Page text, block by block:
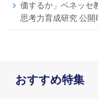
価するか」ベネッセ
思考力育成研究 公
おすすめ特集